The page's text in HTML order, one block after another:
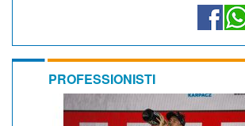
PROFESSIONISTI